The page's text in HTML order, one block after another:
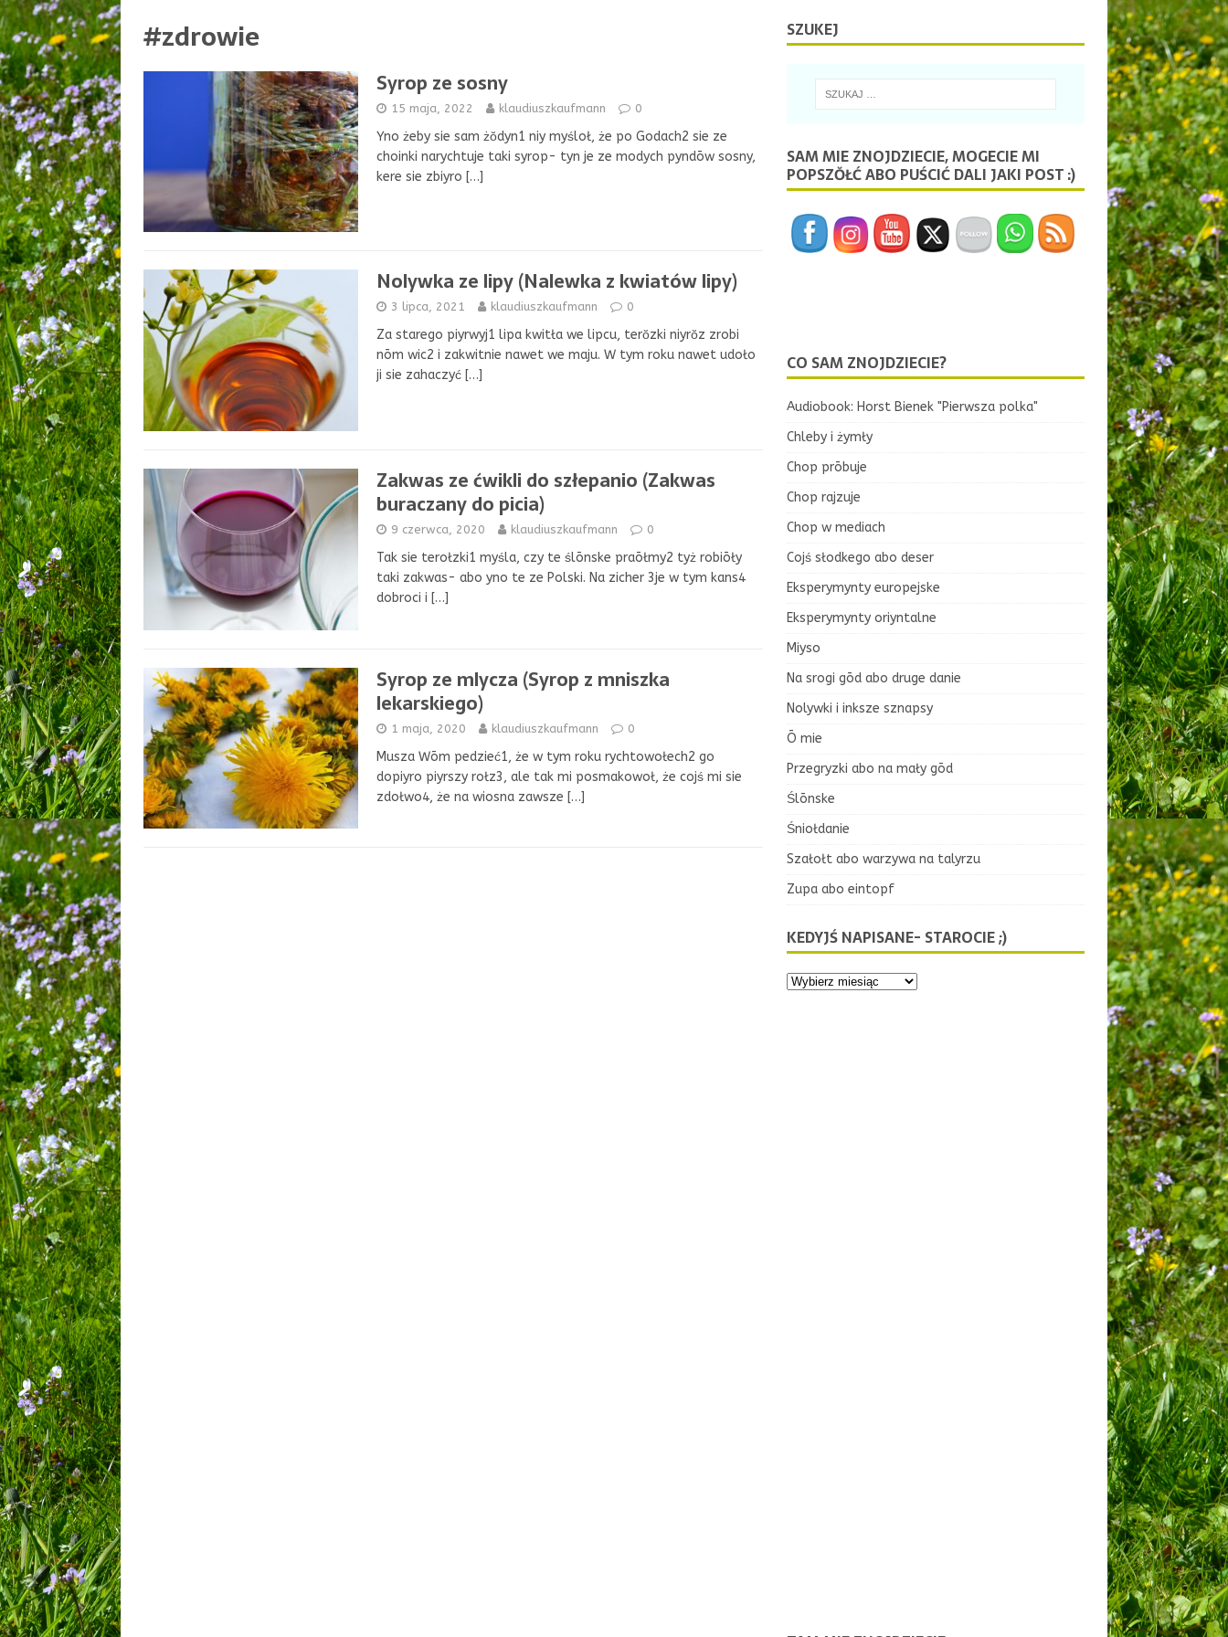
#zdrowie
Syrop ze sosny
15 maja, 2022 klaudiuszkaufmann 0
Yno żeby sie sam żŏdyn1 niy myśloł, że po Godach2 sie ze
choinki narychtuje taki syrop- tyn je ze modych pyndōw sosny,
kere sie zbiyro […]
Nolywka ze lipy (Nalewka z kwiatów lipy)
3 lipca, 2021 klaudiuszkaufmann 0
Za starego piyrwyj1 lipa kwitła we lipcu, terŏzki niyrŏz zrobi
nōm wic2 i zakwitnie nawet we maju. W tym roku nawet udoło
ji sie zahaczyć […]
Zakwas ze ćwikli do szłepanio (Zakwas
buraczany do picia)
9 czerwca, 2020 klaudiuszkaufmann 0
Tak sie terołzki1 myśla, czy te ślōnske praōłmy2 tyż robiōły
taki zakwas- abo yno te ze Polski. Na zicher 3je w tym kans4
dobroci i […]
Syrop ze mlycza (Syrop z mniszka
lekarskiego)
1 maja, 2020 klaudiuszkaufmann 0
Musza Wōm pedzieć1, że w tym roku rychtowołech2 go
dopiyro piyrszy rołz3, ale tak mi posmakowoł, że cojś mi sie
zdołwo4, że na wiosna zawsze […]
SZUKEJ
SAM MIE ZNOJDZIECIE, MOGECIE MI
POPSZŎŁĆ ABO PUŚCIĆ DALI JAKI POST :)
CO SAM ZNOJDZIECIE?
Audiobook: Horst Bienek "Pierwsza polka"
Chleby i żymły
Chop prōbuje
Chop rajzuje
Chop w mediach
Cojś słodkego abo deser
Eksperymynty europejske
Eksperymynty oriyntalne
Miyso
Na srogi gōd abo druge danie
Nolywki i inksze sznapsy
Ō mie
Przegryzki abo na mały gōd
Ślōnske
Śniołdanie
Szałołt abo warzywa na talyrzu
Zupa abo eintopf
KEDYJŚ NAPISANE- STAROCIE ;)